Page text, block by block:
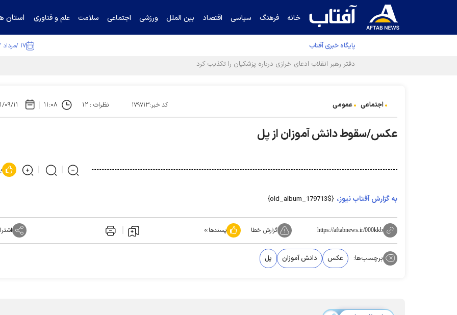
خانه فرهنگ سیاسی اقتصاد بین الملل ورزشی اجتماعی سلامت علم و فناوری استان
پایگاه خبری آفتاب ۱۷ /مرداد /۱۴۰۵
اجتماعی عمومی کد خبر:۱۷۹۷۱۳ نظرات : ۱۲ ۱۱:۰۸ ۱۳۹۱/
عکس/سقوط دانش آموزان از پل
به گزارش آفتاب نیوز، {$old_album_179713}
https://aftabnews.ir/000kkb گزارش خطا پسندها:۰
برچسب‌ها: عکس دانش آموزان پل